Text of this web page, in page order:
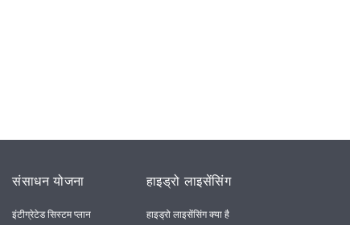
संसाधन योजना
इंटीग्रेटेड सिस्टम प्लान
हाइड्रो लाइसेंसिंग
हाइड्रो लाइसेंसिंग क्या है